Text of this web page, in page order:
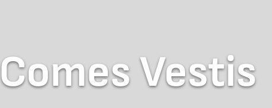
Comes Vestis